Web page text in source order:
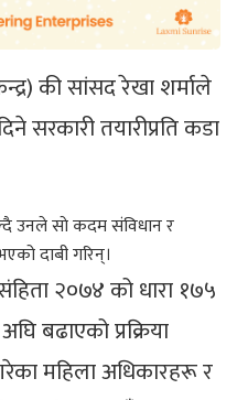
की सांसद रेखा शर्माले
सरकारी तयारीप्रति कडा
उनले साे कदम संविधान र
दाबी गरिन्।
२०७४ को धारा १७५
बढाएको प्रक्रिया
महिला अधिकारहरू र